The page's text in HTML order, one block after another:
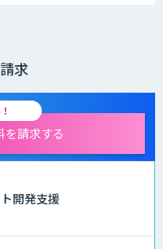
求
を請求する
開発支援